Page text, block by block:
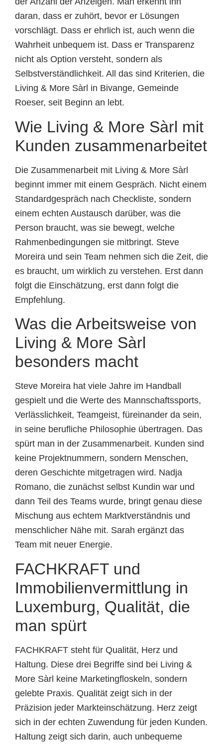
daran, dass er zuhört, bevor er Lösungen
vorschlägt. Dass er ehrlich ist, auch wenn die
Wahrheit unbequem ist. Dass er Transparenz
nicht als Option versteht, sondern als
Selbstverständlichkeit. All das sind Kriterien, die
Living & More Sàrl in Bivange, Gemeinde
Roeser, seit Beginn an lebt.
Wie Living & More Sàrl mit
Kunden zusammenarbeitet
Die Zusammenarbeit mit Living & More Sàrl
beginnt immer mit einem Gespräch. Nicht einem
Standardgespräch nach Checkliste, sondern
einem echten Austausch darüber, was die
Person braucht, was sie bewegt, welche
Rahmenbedingungen sie mitbringt. Steve
Moreira und sein Team nehmen sich die Zeit, die
es braucht, um wirklich zu verstehen. Erst dann
folgt die Einschätzung, erst dann folgt die
Empfehlung.
Was die Arbeitsweise von
Living & More Sàrl
besonders macht
Steve Moreira hat viele Jahre im Handball
gespielt und die Werte des Mannschaftssports,
Verlässlichkeit, Teamgeist, füreinander da sein,
in seine berufliche Philosophie übertragen. Das
spürt man in der Zusammenarbeit. Kunden sind
keine Projektnummern, sondern Menschen,
deren Geschichte mitgetragen wird. Nadja
Romano, die zunächst selbst Kundin war und
dann Teil des Teams wurde, bringt genau diese
Mischung aus echtem Marktverständnis und
menschlicher Nähe mit. Sarah ergänzt das
Team mit neuer Energie.
FACHKRAFT und
Immobilienvermittlung in
Luxemburg, Qualität, die
man spürt
FACHKRAFT steht für Qualität, Herz und
Haltung. Diese drei Begriffe sind bei Living &
More Sàrl keine Marketingfloskeln, sondern
gelebte Praxis. Qualität zeigt sich in der
Präzision jeder Markteinschätzung. Herz zeigt
sich in der echten Zuwendung für jeden Kunden.
Haltung zeigt sich darin, auch unbequeme